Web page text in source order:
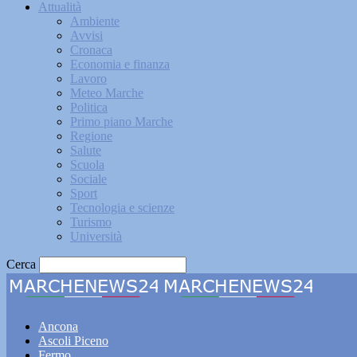
Attualità
Ambiente
Avvisi
Cronaca
Economia e finanza
Lavoro
Meteo Marche
Politica
Primo piano Marche
Regione
Salute
Scuola
Sociale
Sport
Tecnologia e scienze
Turismo
Università
Cerca
Ancona
Ascoli Piceno